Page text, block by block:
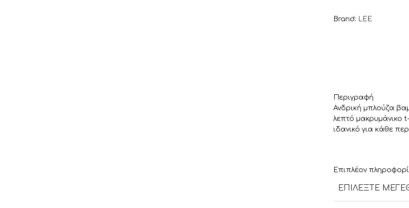
Brand: LEE
Περιγραφή
Ανδρική μπλούζα
λεπτό μακρυμάνικο
ιδανικό για κάθε
Επιπλέον
ΕΠΙΛΈΞΤΕ